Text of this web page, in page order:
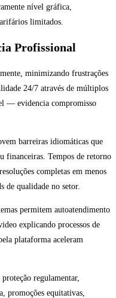
nível gráfica,
limitados.
Profissional
minimizando frustrações
24/7 através de múltiplos
— evidencia compromisso
barreiras idiomáticas que
financeiras. Tempos de retorno
completas em menos
de qualidade no setor.
permitem autoatendimento
explicando processos de
plataforma aceleram
regulamentar,
promoções equitativas,